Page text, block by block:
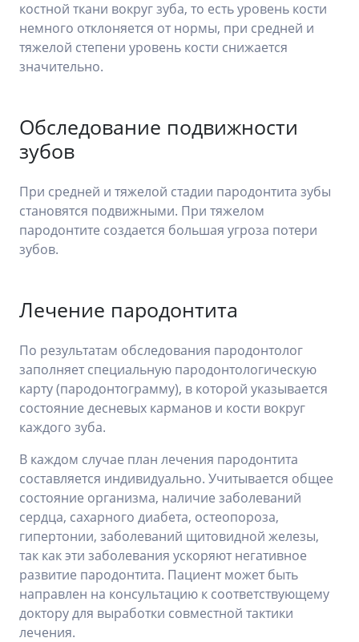
костной ткани вокруг зуба, то есть уровень кости
немного отклоняется от нормы, при средней и
тяжелой степени уровень кости снижается
значительно.
Обследование подвижности
зубов
При средней и тяжелой стадии пародонтита зубы
становятся подвижными. При тяжелом
пародонтите создается большая угроза потери
зубов.
Лечение пародонтита
По результатам обследования пародонтолог
заполняет специальную пародонтологическую
карту (пародонтограмму), в которой указывается
состояние десневых карманов и кости вокруг
каждого зуба.
В каждом случае план лечения пародонтита
составляется индивидуально. Учитывается общее
состояние организма, наличие заболеваний
сердца, сахарного диабета, остеопороза,
гипертонии, заболеваний щитовидной железы,
так как эти заболевания ускоряют негативное
развитие пародонтита. Пациент может быть
направлен на консультацию к соответствующему
доктору для выработки совместной тактики
лечения.